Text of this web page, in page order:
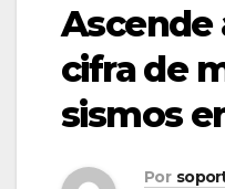
Ascende
cifra de
sismos
Por